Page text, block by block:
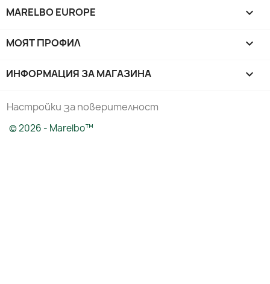
MARELBO EUROPE 
МОЯТ ПРОФИЛ 
ИНФОРМАЦИЯ ЗА МАГАЗИНА keyboard_arrow_down
Настройки за поверителност
© 2026 - Marelbo™